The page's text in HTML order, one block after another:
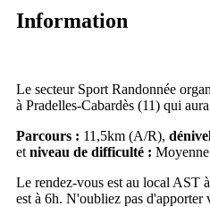
Information
Le secteur Sport Randonnée
à Pradelles-Cabardès (11) qui
Parcours : 11,5km (A/R),
et niveau de difficulté : Moyenne
Le rendez-vous est au local AST
est à 6h. N'oubliez pas d'apporter